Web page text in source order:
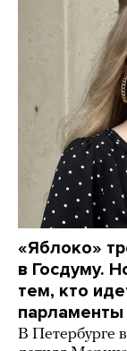
«Яблоко»
в Госдуму.
тем, кто
парламенты
В Петербурге